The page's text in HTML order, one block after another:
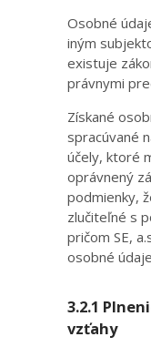
Osobné
iným
existuje
právnymi
Získané
spracúvané
účely, ktoré
oprávnený
podmienky,
zlučiteľné s
pričom SE,
osobné
3.2.1
vzťahy